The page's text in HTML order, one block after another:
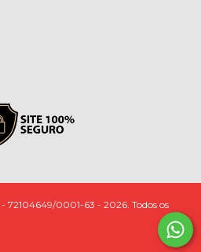
0001-63 - 2026. Todos os